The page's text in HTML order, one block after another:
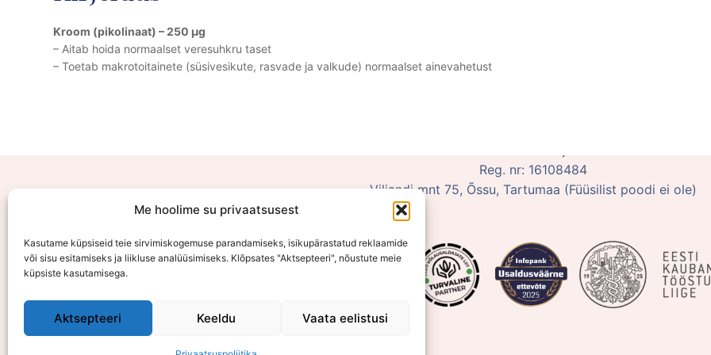
Me hoolime su privaatsusest
Kasutame küpsiseid teie sirvimiskogemuse parandamiseks, isikupärastatud reklaamide
või sisu esitamiseks ja liikluse analüüsimiseks. Klõpsates "Aktsepteeri", nõustute meie
küpsiste kasutamisega.
Aktsepteeri Keeldu Vaata eelistusi
Kroom (pikolinaat) – 250 µg
– Aitab hoida normaalset veresuhkru taset
– Toetab makrotoitainete (süsivesikute, rasvade ja valkude) normaalset ainevahetust
Reg. nr: 16108484
Viljandi mnt 75, Õssu, Tartumaa (Füüsilist poodi ei ole)